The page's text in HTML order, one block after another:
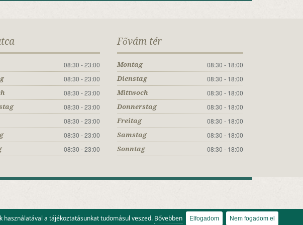
08:30 - 23:00
08:30 - 23:00
08:30 - 23:00
08:30 - 23:00
08:30 - 23:00
08:30 - 23:00
08:30 - 23:00
Fővám tér
Montag 08:30 - 18:00
Dienstag 08:30 - 18:00
Mittwoch 08:30 - 18:00
Donnerstag 08:30 - 18:00
Freitag 08:30 - 18:00
Samstag 08:30 - 18:00
Sonntag 08:30 - 18:00
használatával a tájékoztatásunkat tudomásul veszed. Bővebben Elfogadom Nem fogadom el